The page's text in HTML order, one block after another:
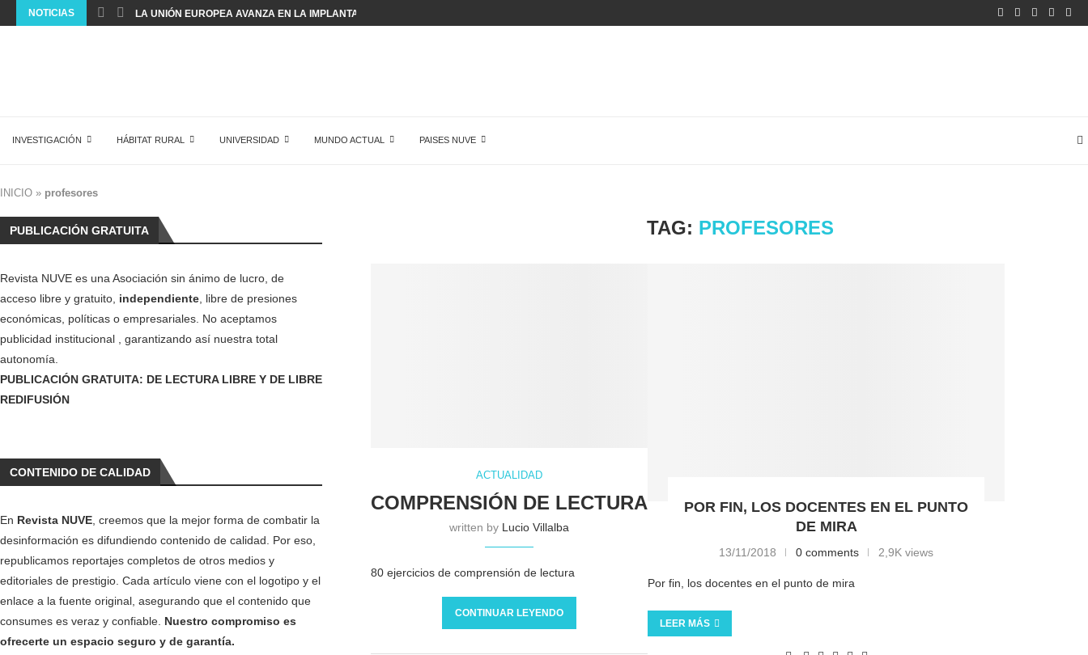
NOTICIAS LA UNIÓN EUROPEA AVANZA EN LA IMPLANTACIÓN DE...
INVESTIGACIÓN HÁBITAT RURAL UNIVERSIDAD MUNDO ACTUAL PAISES NUVE
INICIO » profesores
TAG: PROFESORES
ACTUALIDAD
COMPRENSIÓN DE LECTURA
written by Lucio Villalba
80 ejercicios de comprensión de lectura
CONTINUAR LEYENDO
POR FIN, LOS DOCENTES EN EL PUNTO
DE MIRA
13/11/2018 0 comments 2,9K views
Por fin, los docentes en el punto de mira
LEER MÁS
PUBLICACIÓN GRATUITA
Revista NUVE es una Asociación sin ánimo de lucro, de
acceso libre y gratuito, independiente , libre de presiones
económicas, políticas o empresariales. No aceptamos
publicidad institucional , garantizando así nuestra total
autonomía.
PUBLICACIÓN GRATUITA: DE LECTURA LIBRE Y DE LIBRE
REDIFUSIÓN
CONTENIDO DE CALIDAD
En Revista NUVE , creemos que la mejor forma de combatir la
desinformación es difundiendo contenido de calidad. Por eso,
republicamos reportajes completos de otros medios y
editoriales de prestigio. Cada artículo viene con el logotipo y el
enlace a la fuente original, asegurando que el contenido que
consumes es veraz y confiable. Nuestro compromiso es
ofrecerte un espacio seguro y de garantía.